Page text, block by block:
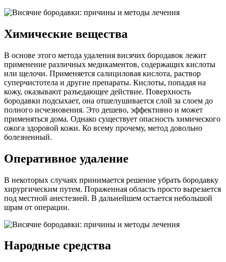
Химические вещества
В основе этого метода удаления висячих бородавок лежит
применение различных медикаментов, содержащих кислоты
или щелочи. Применяется салициловая кислота, раствор
суперчистотела и другие препараты. Кислоты, попадая на
кожу, оказывают разъедающее действие. Поверхность
бородавки подсыхает, она отшелушивается слой за слоем до
полного исчезновения. Это дешево, эффективно и может
применяться дома. Однако существует опасность химического
ожога здоровой кожи. Ко всему прочему, метод довольно
болезненный.
Оперативное удаление
В некоторых случаях принимается решение убрать бородавку
хирургическим путем. Пораженная область просто вырезается
под местной анестезией. В дальнейшем остается небольшой
шрам от операции.
Народные средства